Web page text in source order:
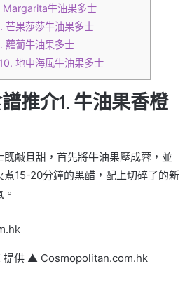
Margarita牛油果多士
芒果莎莎牛油果多士
蘿蔔牛油果多士
地中海風牛油果多士
推介1. 牛油果香橙
鹹且甜，首先將牛油果壓成蓉，並
15-20分鐘的黑醋，配上切碎了的新
供 ▲ Cosmopolitan.com.hk